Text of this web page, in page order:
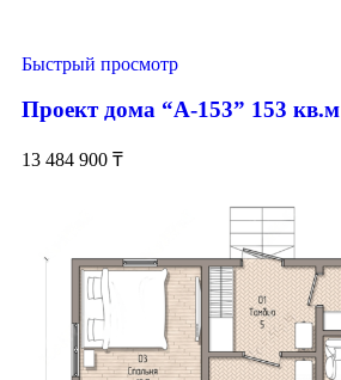
Быстрый просмотр
Проект дома “А-153” 153 кв.м
13 484 900 ₸